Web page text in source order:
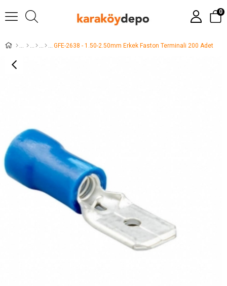
0
GFE-2638 - 1.50-2.50mm Erkek Faston Terminali 200 Adet